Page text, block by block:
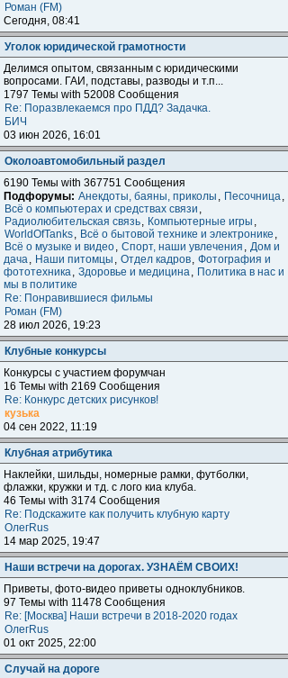
Роман (FM)
Сегодня, 08:41
Уголок юридической грамотности
Делимся опытом, связанным с юридическими
вопросами. ГАИ, подставы, разводы и т.п...
1797 Темы with 52008 Сообщения
Re: Поразвлекаемся про ПДД? Задачка.
БИЧ
03 июн 2026, 16:01
Околоавтомобильный раздел
6190 Темы with 367751 Сообщения
Подфорумы: Анекдоты, баяны, приколы , Песочница,
Всё о компьютерах и средствах связи ,
Радиолюбительская связь, Компьютерные игры ,
WorldOfTanks, Всё о бытовой технике и электронике ,
Всё о музыке и видео, Спорт, наши увлечения , Дом и
дача, Наши питомцы , Отдел кадров, Фотография и
фототехника, Здоровье и медицина, Политика в нас и
мы в политике
Re: Понравившиеся фильмы
Роман (FM)
28 июл 2026, 19:23
Клубные конкурсы
Конкурсы с участием форумчан
16 Темы with 2169 Сообщения
Re: Конкурс детских рисунков!
кузька
04 сен 2022, 11:19
Клубная атрибутика
Наклейки, шильды, номерные рамки, футболки,
флажки, кружки и тд. с лого киа клуба.
46 Темы with 3174 Сообщения
Re: Подскажите как получить клубную карту
ОлегRus
14 мар 2025, 19:47
Наши встречи на дорогах. УЗНАЁМ СВОИХ!
Приветы, фото-видео приветы одноклубников.
97 Темы with 11478 Сообщения
Re: [Москва] Наши встречи в 2018-2020 годах
ОлегRus
01 окт 2025, 22:00
Случай на дороге